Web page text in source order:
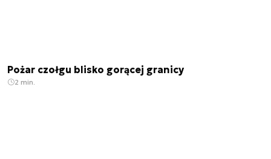
Pożar czołgu blisko gorącej granicy
2 min.